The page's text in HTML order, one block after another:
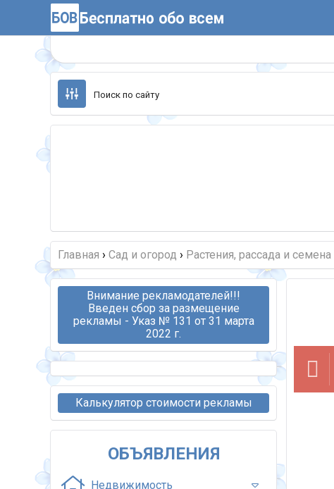
Перейти
содержанию
Главная › Сад и огород › Растения, рассада и семена
Внимание рекламодателей!!!
Введен сбор за размещение
рекламы - Указ № 131 от 31 марта
2022 г.
Калькулятор стоимости рекламы
ОБЪЯВЛЕНИЯ
Недвижимость